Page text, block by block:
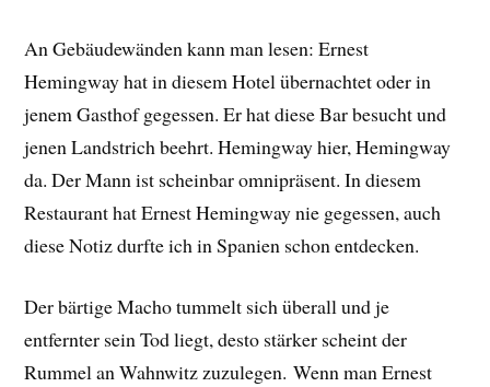
An Gebäudewänden kann man lesen: Ernest
Hemingway hat in diesem Hotel übernachtet oder in
jenem Gasthof gegessen. Er hat diese Bar besucht und
jenen Landstrich beehrt. Hemingway hier, Hemingway
da. Der Mann ist scheinbar omnipräsent. In diesem
Restaurant hat Ernest Hemingway nie gegessen, auch
diese Notiz durfte ich in Spanien schon entdecken.
Der bärtige Macho tummelt sich überall und je
entfernter sein Tod liegt, desto stärker scheint der
Rummel an Wahnwitz zuzulegen. Wenn man Ernest